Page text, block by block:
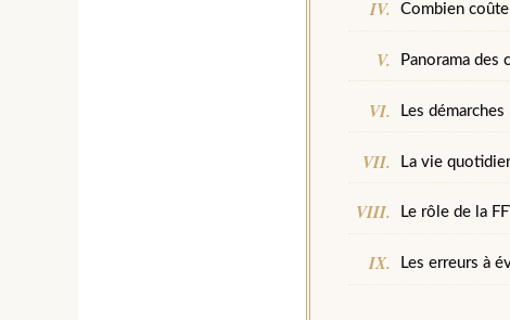
Combien
Panorama des
Les
La vie
Le rôle de la
Les erreurs à